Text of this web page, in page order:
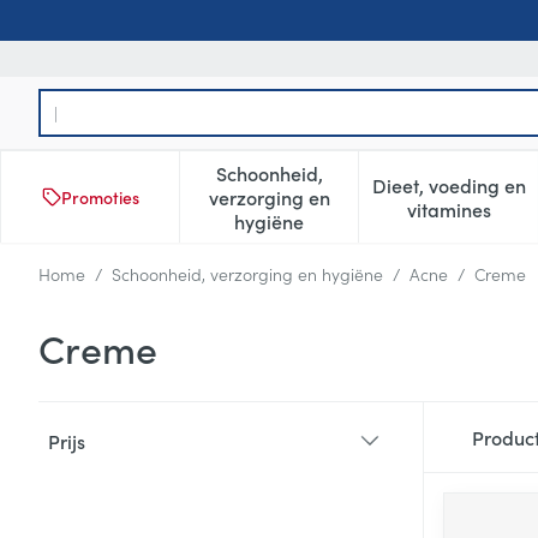
Product, merk, categorie...
Promoties
Schoonheid,
verzorging en
hygiëne
Toon submenu voor
Dieet, voeding en
vitamines
Toon
Home / Schoonheid, verzorging en hygiëne / Acne / Creme
Creme
Prijs